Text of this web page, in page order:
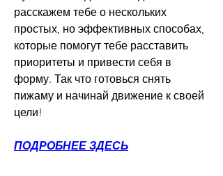
расскажем тебе о нескольких
простых, но эффективных способах,
которые помогут тебе расставить
приоритеты и привести себя в
форму. Так что готовься снять
пижаму и начинай движение к своей
цели!
ПОДРОБНЕЕ ЗДЕСЬ